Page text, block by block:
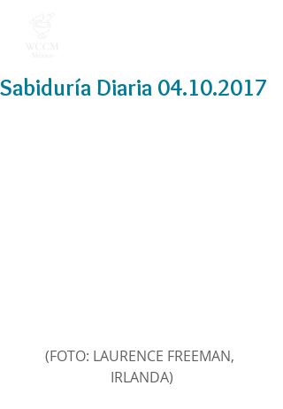
Sabiduría Diaria 04.10.2017
(FOTO: LAURENCE FREEMAN,
IRLANDA)